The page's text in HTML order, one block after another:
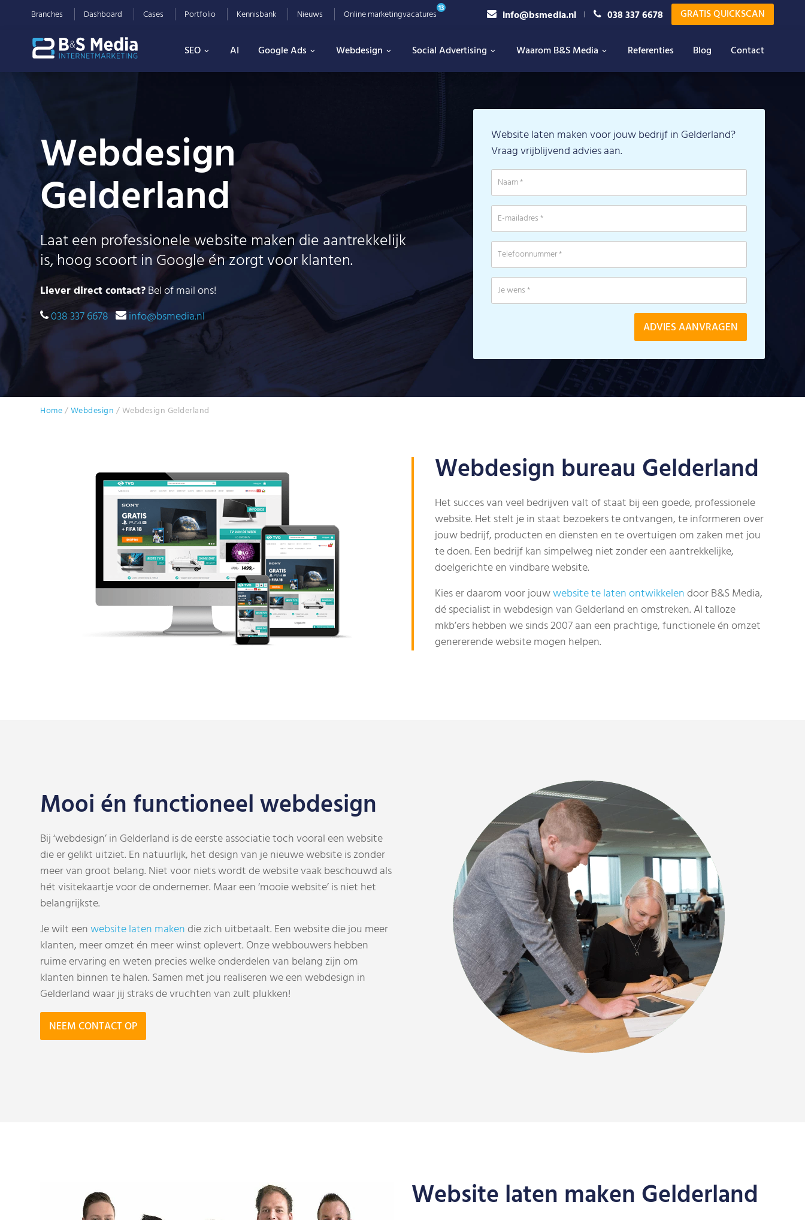
Branches Dashboard Cases Portfolio Kennisbank Nieuws Online marketingvacatures13 info@bsmedia.nl 038 337 6678 GRATIS QUICKSCAN
SEO AI Google Ads Webdesign Social Advertising Waarom B&S Media Referenties Blog Contact
Webdesign
Gelderland
Laat een professionele website maken die aantrekkelijk
is, hoog scoort in Google én zorgt voor klanten.
Liever direct contact?Bel of mail ons!
038 337 6678
info@bsmedia.nl
Website laten maken voor jouw bedrijf in Gelderland?
Vraag vrijblijvend advies aan.
Home/Webdesign /Webdesign Gelderland
Webdesign bureau Gelderland
Het succes van veel bedrijven valt of staat bij een goede, professionele
website. Het stelt je in staat bezoekers te ontvangen, te informeren over
jouw bedrijf, producten en diensten en te overtuigen om zaken met jou
te doen. Een bedrijf kan simpelweg niet zonder een aantrekkelijke,
doelgerichte en vindbare website.
Kies er daarom voor jouwwebsite te laten ontwikkelendoor B&S Media,
dé specialist in webdesign van Gelderland en omstreken. Al talloze
mkb’ers hebben we sinds 2007 aan een prachtige, functionele én omzet
genererende website mogen helpen.
Mooi én functioneel webdesign
Bij ‘webdesign’ in Gelderland is de eerste associatie toch vooral een website
die er gelikt uitziet. En natuurlijk, het design van je nieuwe website is zonder
meer van groot belang. Niet voor niets wordt de website vaak beschouwd als
hét visitekaartje voor de ondernemer. Maar een ‘mooie website’ is niet het
belangrijkste.
Je wilt eenwebsite laten makendie zich uitbetaalt. Een website die jou meer
klanten, meer omzet én meer winst oplevert. Onze webbouwers hebben
ruime ervaring en weten precies welke onderdelen van belang zijn om
klanten binnen te halen. Samen met jou realiseren we een webdesign in
Gelderland waar jij straks de vruchten van zult plukken!
NEEM CONTACT OP
Website laten maken Gelderland